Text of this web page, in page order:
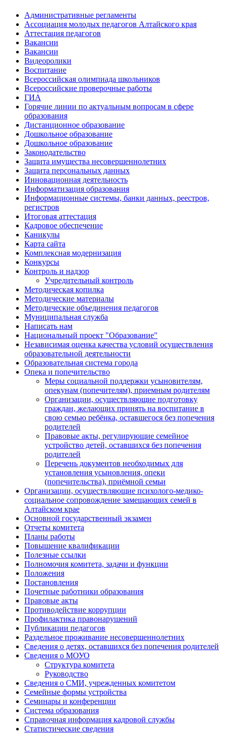
Административные регламенты
Ассоциация молодых педагогов Алтайского края
Аттестация педагогов
Вакансии
Вакансии
Видеоролики
Воспитание
Всероссийская олимпиада школьников
Всероссийские проверочные работы
ГИА
Горячие линии по актуальным вопросам в сфере
образования
Дистанционное образование
Дошкольное образование
Дошкольное образование
Законодательство
Защита имущества несовершеннолетних
Защита персональных данных
Инновационная деятельность
Информатизация образования
Информационные системы, банки данных, реестров,
регистров
Итоговая аттестация
Кадровое обеспечение
Каникулы
Карта сайта
Комплексная модернизация
Конкурсы
Контроль и надзор
Учредительный контроль
Методическая копилка
Методические материалы
Методические объединения педагогов
Муниципальная служба
Написать нам
Национальный проект "Образование"
Независимая оценка качества условий осуществления
образовательной деятельности
Образовательная система города
Опека и попечительство
Меры социальной поддержки усыновителям,
опекунам (попечителям), приемным родителям
Организации, осуществляющие подготовку
граждан, желающих принять на воспитание в
свою семью ребёнка, оставшегося без попечения
родителей
Правовые акты, регулирующие семейное
устройство детей, оставшихся без попечения
родителей
Перечень документов необходимых для
установления усыновления, опеки
(попечительства), приёмной семьи
Организации, осуществляющие психолого-медико-
социальное сопровождение замещающих семей в
Алтайском крае
Основной государственный экзамен
Отчеты комитета
Планы работы
Повышение квалификации
Полезные ссылки
Полномочия комитета, задачи и функции
Положения
Постановления
Почетные работники образования
Правовые акты
Противодействие коррупции
Профилактика правонарушений
Публикации педагогов
Раздельное проживание несовершеннолетних
Сведения о детях, оставшихся без попечения родителей
Сведения о МОУО
Структура комитета
Руководство
Сведения о СМИ, учрежденных комитетом
Семейные формы устройства
Семинары и конференции
Система образования
Справочная информация кадровой службы
Статистические сведения